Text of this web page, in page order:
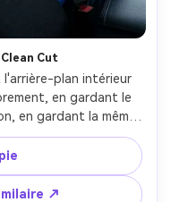
Cut
plan intérieur
en gardant le
en gardant la même
tenue, en préservant
l'ombre, en gardant
de soleil et de
-ar 4:5
↗
IA
%
→